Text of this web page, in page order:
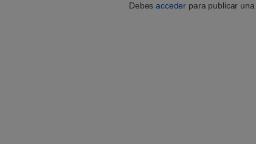
Debesacceder para publicar